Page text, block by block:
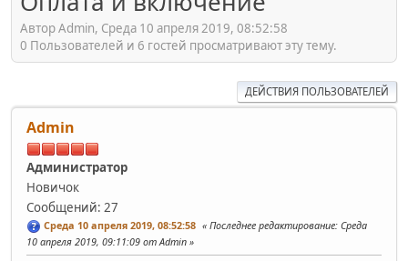
Автор Admin, Среда 10 апреля 2019, 08:52:58
0 Пользователей и 6 гостей просматривают эту тему.
ДЕЙСТВИЯ ПОЛЬЗОВАТЕЛЕЙ
Admin
Администратор
Новичок
Сообщений: 27
Среда 10 апреля 2019, 08:52:58 Последнее редактирование: Среда
10 апреля 2019, 09:11:09 от Admin